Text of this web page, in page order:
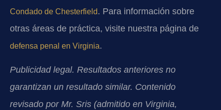
Condado de Chesterfield. Para información sobre
otras áreas de práctica, visite nuestra página de
defensa penal en Virginia.
Publicidad legal. Resultados anteriores no
garantizan un resultado similar. Contenido
revisado por Mr. Sris (admitido en Virginia,